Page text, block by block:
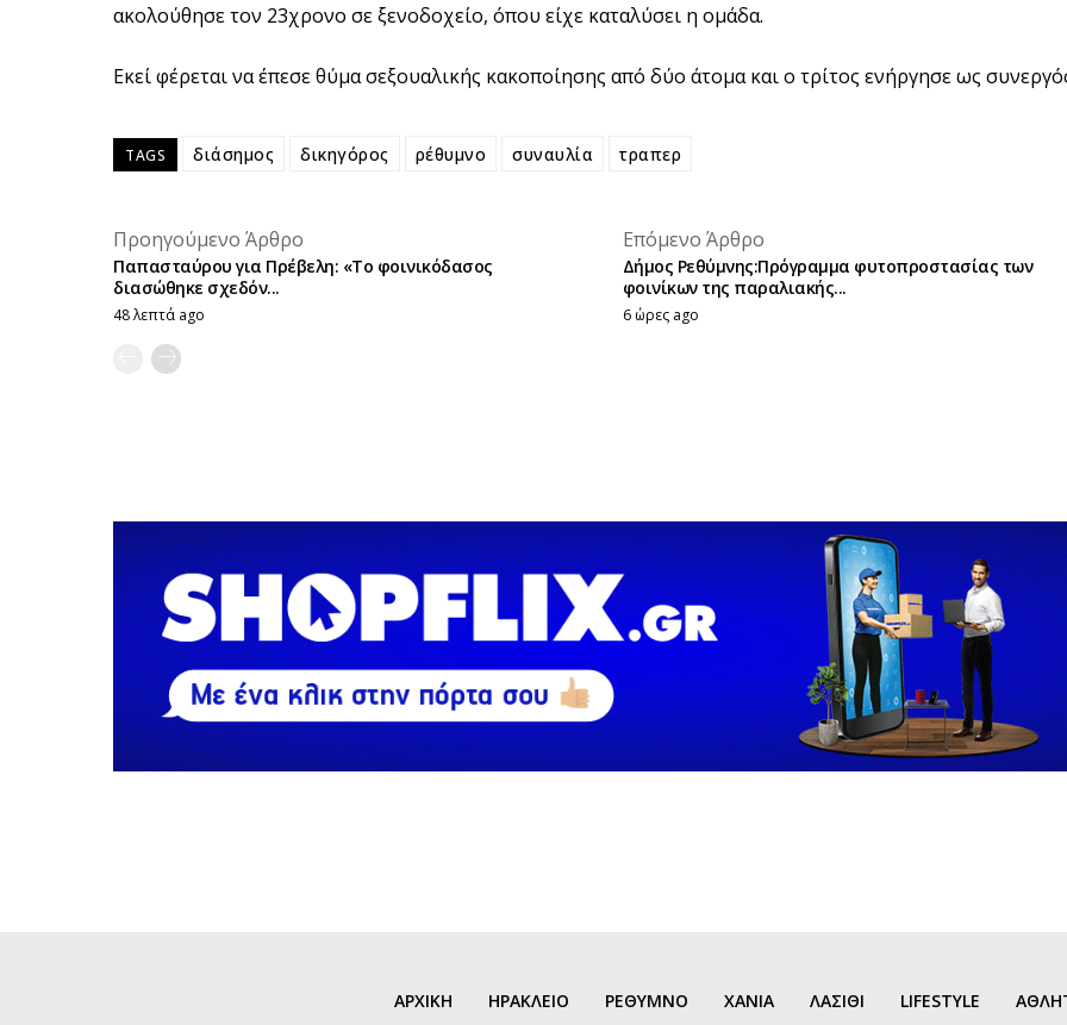
ακολούθησε τον 23χρονο σε ξενοδοχείο, όπου είχε καταλύσει η ομάδα.
Εκεί φέρεται να έπεσε θύμα σεξουαλικής κακοποίησης από δύο άτομα και ο τρίτος ενήργησε ως
TAGS διάσημος δικηγόρος ρέθυμνο συναυλία τραπερ
Προηγούμενο Άρθρο placeholder text
Επόμενο Άρθρο
Παπασταύρου για Πρέβελη: «Το φοινικόδασος
διασώθηκε σχεδόν...
48 λεπτά ago
Δήμος Ρεθύμνης:Πρόγραμμα φυτοπροστασίας των
φοινίκων της παραλιακής...
6 ώρες ago
ΑΡΧΙΚΗ ΗΡΑΚΛΕΙΟ ΡΕΘΥΜΝΟ ΧΑΝΙΑ ΛΑΣΙΘΙ LIFESTYLE